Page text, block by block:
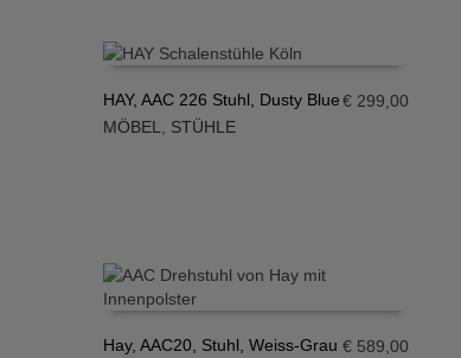
IN DEN WARENKORB
HAY, AAC 226 Stuhl, Dusty Blue
MÖBEL
STÜHLE
€299,00
Hay, AAC20, Stuhl, Weiss-Grau €589,00